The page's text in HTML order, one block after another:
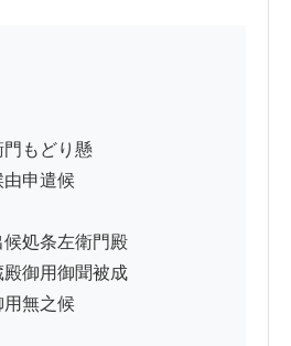
もどり懸
申遣候
処条左衛門殿
御用御聞被成
無之候